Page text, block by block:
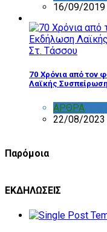
16/09/2019
70 Χρόνια από τον
Λαϊκής
ΑΡΘΡΑ
22/08/2023
Παρόμοια
ΕΚΔΗΛΩΣΕΙΣ